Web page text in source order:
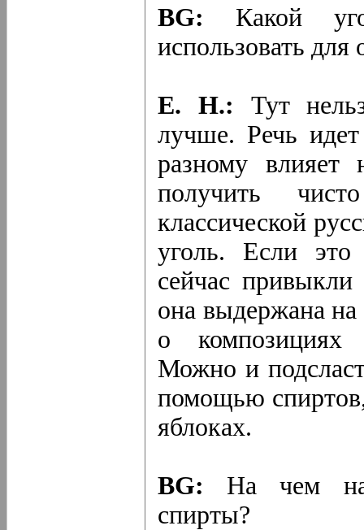
BG: Какой
использовать для
Е. Н.: Тут
лучше. Речь
разному
получить
классической
уголь. Если это
сейчас привыкли
она выдержана на
о композициях
Можно и
помощью
яблоках.
BG: На чем на
спирты?